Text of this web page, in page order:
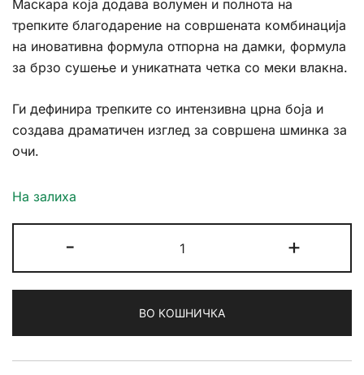
Маскара која додава волумен и полнота на
трепките благодарение на совршената комбинација
на иновативна формула отпорна на дамки, формула
за брзо сушење и уникатната четка со меки влакна.
Ги дефинира трепките со интензивна црна боја и
создава драматичен изглед за совршена шминка за
очи.
На залиха
-
Rose
Smokey
Mascara
количина
+
ВО КОШНИЧКА